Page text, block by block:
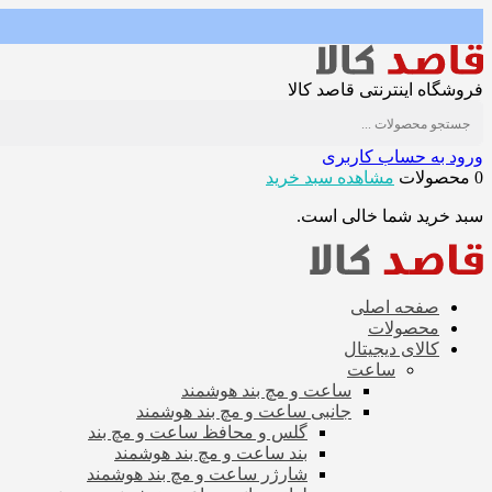
فروشگاه اینترنتی قاصد کالا
ورود به حساب کاربری
0 محصولات
مشاهده سبد خرید
سبد خرید شما خالی است.
صفحه اصلی
محصولات
کالای دیجیتال
ساعت
ساعت و مچ بند هوشمند
جانبی ساعت و مچ بند هوشمند
گلس و محافظ ساعت و مچ بند
بند ساعت و مچ بند هوشمند
شارژر ساعت و مچ بند هوشمند